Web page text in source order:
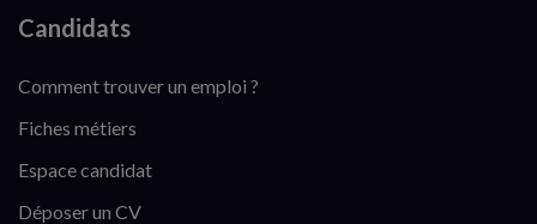
Candidats
Comment trouver un emploi ?
Fiches métiers
Espace candidat
Déposer un CV